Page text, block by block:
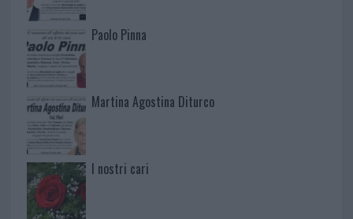
Paolo Pinna
Martina Agostina Diturco
I nostri cari